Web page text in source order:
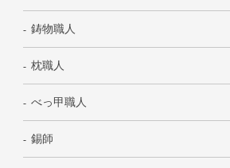
鋳物職人
枕職人
べっ甲職人
錫師